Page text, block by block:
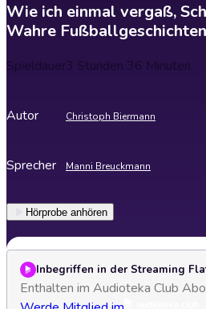
Wie ich einmal vergaß,
Wahre
Spieldauer3 Stunden 36 Minuten
Autor Christoph Biermann
Sprecher Manni Breuckmann
Hörprobe anhören
Inbegriffen in der Streaming
Enthalten im Audioteka Club Abo